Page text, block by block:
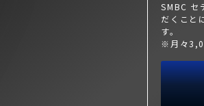
SMBC セ
だくこと
す。
※月々